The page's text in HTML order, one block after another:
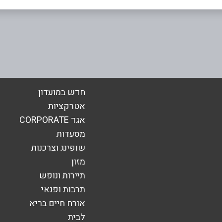
אימייל*
חדש במועדון
אטרקציות
אגד CORPORATE
מסעדות
שופינג וצרכנות
מזון
תיירות ונופש
תרבות ופנאי
אורח חיים בריא
לבית